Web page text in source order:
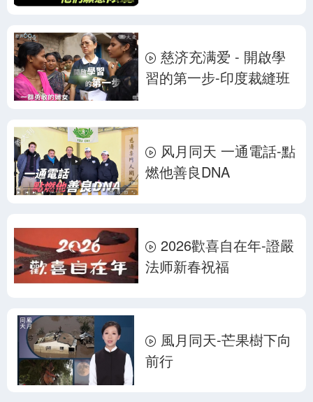
慈济充满爱 - 開啟學
習的第一步-印度裁縫班
风月同天 一通電話-點
燃他善良DNA
2026歡喜自在年-證嚴
法师新春祝福
風月同天-芒果樹下向
前行